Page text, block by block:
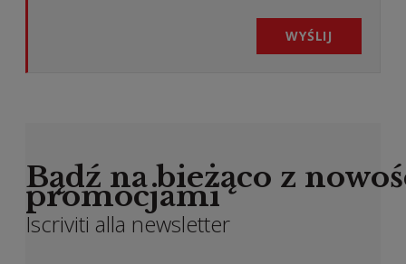
WYŚLIJ
Bądź na bieżąco z
promocjami
Iscriviti alla newsletter